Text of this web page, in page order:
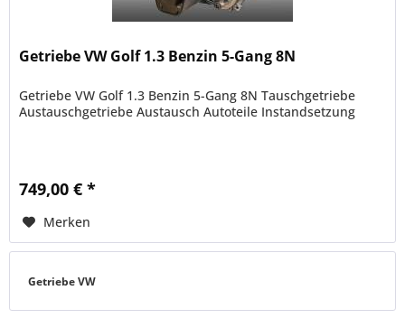
Getriebe VW Golf 1.3 Benzin 5-Gang 8N
Getriebe VW Golf 1.3 Benzin 5-Gang 8N Tauschgetriebe
Austauschgetriebe Austausch Autoteile Instandsetzung
749,00 € *
Merken
Getriebe VW